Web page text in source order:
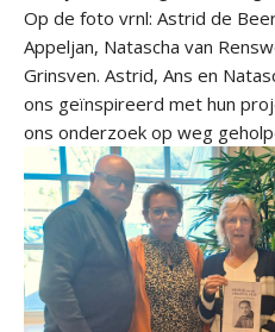
Op de foto vrnl: Astrid de
Appeljan, Natascha van
Grinsven. Astrid, Ans en
ons geïnspireerd met hun
ons onderzoek op weg